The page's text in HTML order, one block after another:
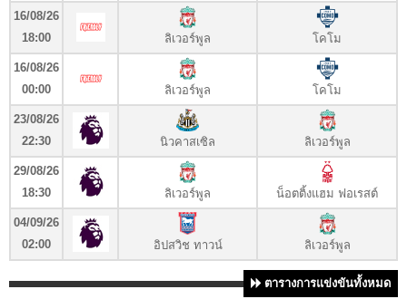
16/08/26
18:00
ลิเวอร์พูล โคโม
16/08/26
00:00
ลิเวอร์พูล โคโม
23/08/26
22:30
นิวคาสเซิล ลิเวอร์พูล
29/08/26
18:30
ลิเวอร์พูล น็อตติ้งแฮม ฟอเรสต์
04/09/26
02:00
อิปสวิช ทาวน์ ลิเวอร์พูล
ตารางการแข่งขันทั้งหมด